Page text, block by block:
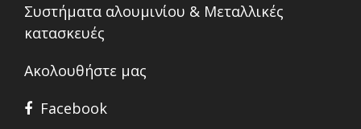
Συστήματα αλουμινίου & Μεταλλικές
κατασκευές
Ακολουθήστε μας
Facebook